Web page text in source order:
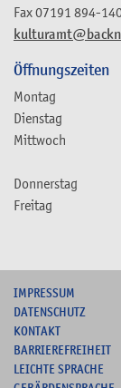
Fax07191 894-
Öffnungszeiten
Montag
Dienstag
Mittwoch
Donnerstag
Freitag
IMPRESSUM
DATENSCHUTZ
KONTAKT
BARRIEREFREIHEIT
LEICHTE SPRACHE